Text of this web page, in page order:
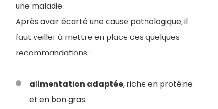
une maladie.
Après avoir écarté une cause pathologique, il
faut veiller à mettre en place ces quelques
recommandations :
alimentation adaptée, riche en protéine
et en bon gras.